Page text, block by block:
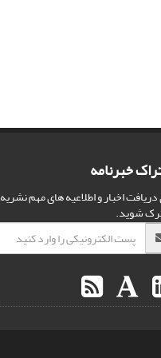
خبرنامه
دریافت اخبار و اطلاعیه های مهم
شوید.